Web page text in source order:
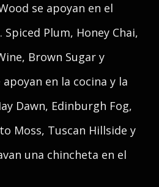
se apoyan en el
Plum, Honey Chai,
Brown Sugar y
en la cocina y la
Dawn, Edinburgh Fog,
Moss, Tuscan Hillside y
una chincheta en el